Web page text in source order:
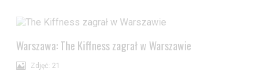
Warszawa: The Kiffness zagrał w Warszawie
Zdjęć: 21